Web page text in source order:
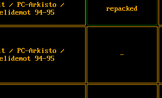
/ PC-Arkisto /
94-95
repacked
/ PC-Arkisto /
94-95
-